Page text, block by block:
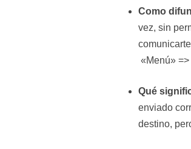
Como
vez, sin
«Menú»
Qué
enviado
destino,